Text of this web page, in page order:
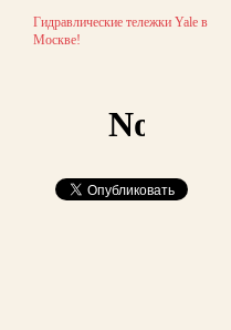
Гидравлические тележки Yale в
Москве!